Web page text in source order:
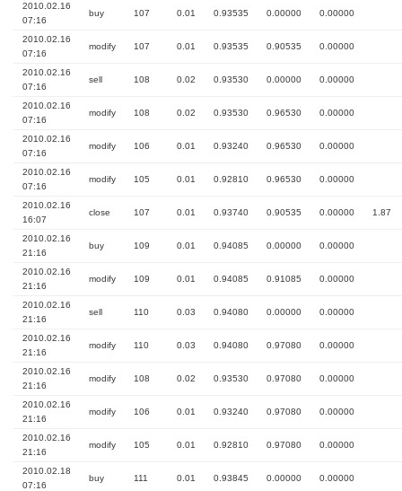
2010.02.16
07:16
buy 107 0.01 0.93535 0.00000 0.00000
2010.02.16
07:16
modify 107 0.01 0.93535 0.90535 0.00000
2010.02.16
07:16
sell 108 0.02 0.93530 0.00000 0.00000
2010.02.16
07:16
modify 108 0.02 0.93530 0.96530 0.00000
2010.02.16
07:16
modify 106 0.01 0.93240 0.96530 0.00000
2010.02.16
07:16
modify 105 0.01 0.92810 0.96530 0.00000
2010.02.16
16:07
close 107 0.01 0.93740 0.90535 0.00000 1.87
2010.02.16
21:16
buy 109 0.01 0.94085 0.00000 0.00000
2010.02.16
21:16
modify 109 0.01 0.94085 0.91085 0.00000
2010.02.16
21:16
sell 110 0.03 0.94080 0.00000 0.00000
2010.02.16
21:16
modify 110 0.03 0.94080 0.97080 0.00000
2010.02.16
21:16
modify 108 0.02 0.93530 0.97080 0.00000
2010.02.16
21:16
modify 106 0.01 0.93240 0.97080 0.00000
2010.02.16
21:16
modify 105 0.01 0.92810 0.97080 0.00000
2010.02.18
07:16
buy 111 0.01 0.93845 0.00000 0.00000